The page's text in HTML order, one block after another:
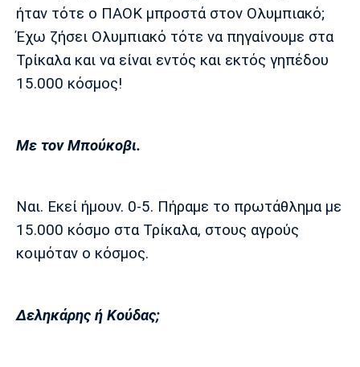
ήταν τότε ο ΠΑΟΚ μπροστά στον Ολυμπιακό;
Έχω ζήσει Ολυμπιακό τότε να πηγαίνουμε στα
Τρίκαλα και να είναι εντός και εκτός γηπέδου
15.000 κόσμος!
Με τον Μπούκοβι.
Ναι. Εκεί ήμουν. 0-5. Πήραμε το πρωτάθλημα με
15.000 κόσμο στα Τρίκαλα, στους αγρούς
κοιμόταν ο κόσμος.
Δεληκάρης ή Κούδας;